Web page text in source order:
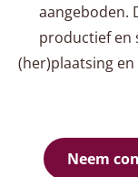
aangeboden.
productief en
(her)plaatsing
Neem